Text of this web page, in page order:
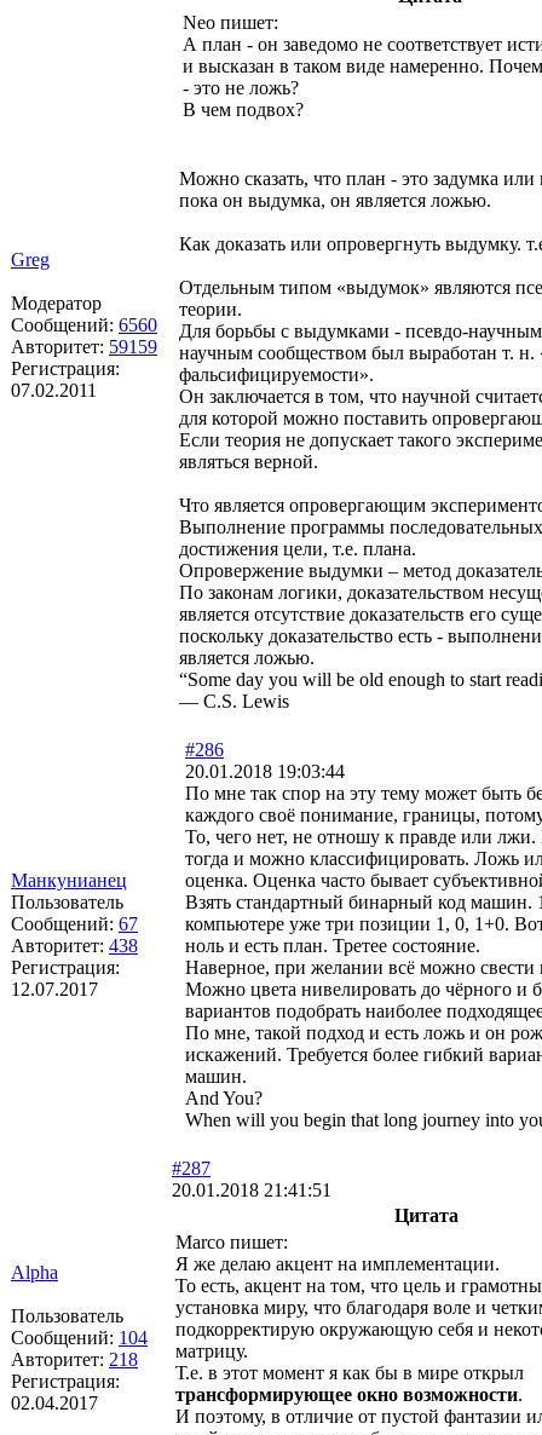
Greg
Модератор
Сообщений: 6560
Авторитет: 59159
Регистрация:
07.02.2011
Neo пишет:
А план - он заведомо не соответствует
и высказан в таком виде намеренно.
- это не ложь?
В чем подвох?
Можно сказать, что план - это задумка
пока он выдумка, он является ложью.
Как доказать или опровергнуть выдумку.
Отдельным типом «выдумок» являются
теории.
Для борьбы с выдумками - псевдо-
научным сообществом был выработан т. н.
фальсифицируемости».
Он заключается в том, что научной
для которой можно поставить
Если теория не допускает такого
являться верной.
Что является опровергающим
Выполнение программы
достижения цели, т.е. плана.
Опровержение выдумки – метод
По законам логики, доказательством
является отсутствие доказательств его
поскольку доказательство есть -
является ложью.
“Some day you will be old enough to start
― C.S. Lewis
Манкунианец
Пользователь
Сообщений: 67
Авторитет: 438
Регистрация:
12.07.2017
#286
20.01.2018 19:03:44
По мне так спор на эту тему может быть
каждого своё понимание, границы,
То, чего нет, не отношу к правде или лжи.
тогда и можно классифицировать. Ложь
оценка. Оценка часто бывает
Взять стандартный бинарный код машин.
компьютере уже три позиции 1, 0, 1+0.
ноль и есть план. Третее состояние.
Наверное, при желании всё можно свести
Можно цвета нивелировать до чёрного и
вариантов подобрать наиболее
По мне, такой подход и есть ложь и он
искажений. Требуется более гибкий
машин.
And You?
When will you begin that long journey into
Alpha
Пользователь
Сообщений: 104
Авторитет: 218
Регистрация:
02.04.2017
#287
20.01.2018 21:41:51
Цитата
Marco пишет:
Я же делаю акцент на имплементации.
То есть, акцент на том, что цель и
установка миру, что благодаря воле и
подкорректирую окружающую себя и
матрицу.
Т.е. в этот момент я как бы в мире открыл
трансформирующее окно возможности.
И поэтому, в отличие от пустой фантазии